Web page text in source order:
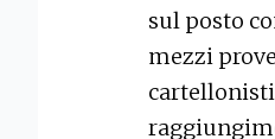
sul posto
mezzi